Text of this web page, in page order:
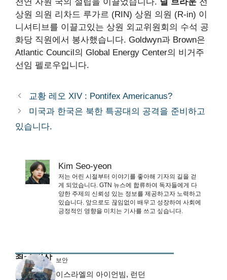
상원 의원 리차드 루가르 (RIN) 상원 의원 (R-in) 이
니셔티브를 이끌고있는 상원 외교위원회의 수석 공
화당 직원에서 봉사했습니다. Goldwyn과 Brown은
Atlantic Council의 Global Energy Center의 비거주
선임 펠로우입니다.
교황 레오 XIV : Pontifex Americanus?
미국과 한국은 북한 특공대의 공격을 준비하고
있습니다.
Kim Seo-yeon
저는 어린 시절부터 이야기를 좋아해 기자의 길을 걷
게 되었습니다. GTN 뉴스에 합류하여 독자들에게 다
양한 주제의 신뢰성 있는 정보를 제공하고자 노력하고
있습니다. 앞으로도 끊임없이 배우고 성장하여 사회에
긍정적인 영향을 미치는 기사를 쓰고 싶습니다.
최근 기사 보안
이스라엘의 아이언빔, 런던